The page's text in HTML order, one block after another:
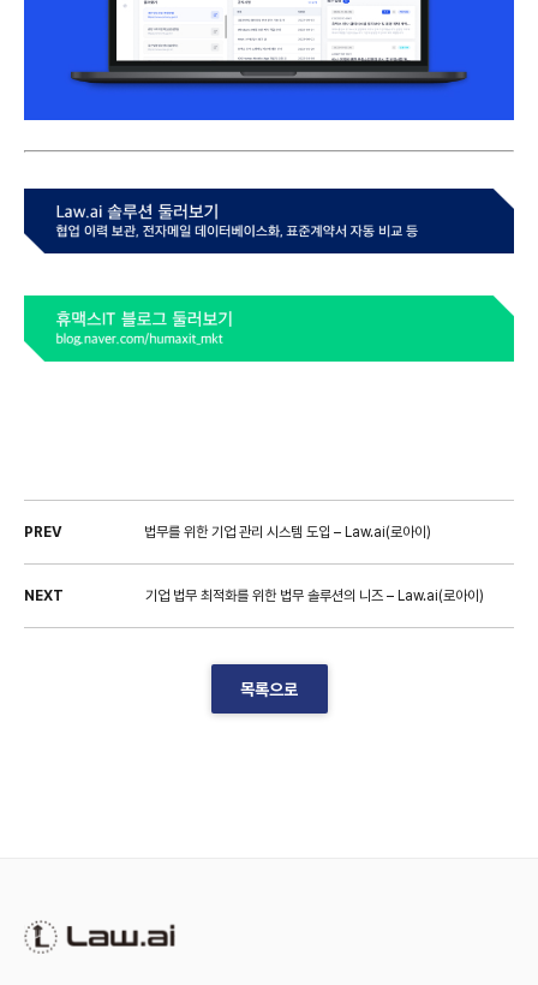
PREV 법무를 위한 기업 관리 시스템 도입 – Law.ai(로아이)
NEXT 기업 법무 최적화를 위한 법무 솔루션의 니즈 – Law.ai(로아이)
목록으로